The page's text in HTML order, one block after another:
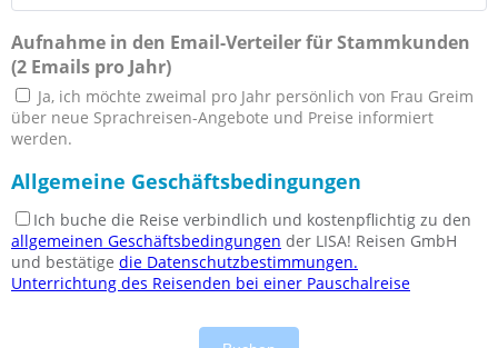
Aufnahme in den Email-Verteiler für Stammkunden
(2 Emails pro Jahr)
Ja, ich möchte zweimal pro Jahr persönlich von Frau Greim
über neue Sprachreisen-Angebote und Preise informiert
werden.
Allgemeine Geschäftsbedingungen
Ich buche die Reise verbindlich und kostenpflichtig zu den
allgemeinen Geschäftsbedingungen der LISA! Reisen GmbH
und bestätige die Datenschutzbestimmungen.
Unterrichtung des Reisenden bei einer Pauschalreise